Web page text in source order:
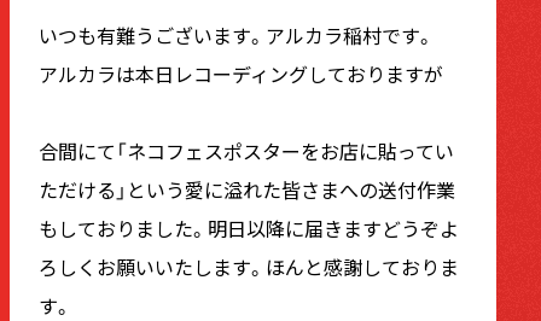
いつも有難うございます。アルカラ稲村です。
アルカラは本日レコーディングしておりますが
合間にて「ネコフェスポスターをお店に貼ってい
ただける」という愛に溢れた皆さまへの送付作業
もしておりました。明日以降に届きますどうぞよ
ろしくお願いいたします。ほんと感謝しておりま
す。